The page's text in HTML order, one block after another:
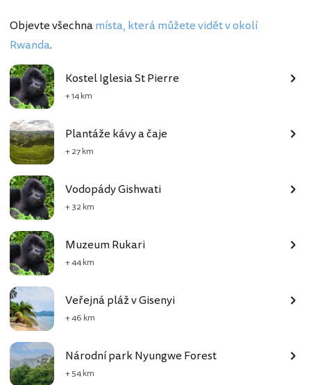
Objevte všechnamísta, která můžete vidět v okolí
Rwanda.
Kostel Iglesia St Pierre
+ 14 km
Plantáže kávy a čaje
+ 27 km
Vodopády Gishwati
+ 32 km
Muzeum Rukari
+ 44 km
Veřejná pláž v Gisenyi
+ 46 km
Národní park Nyungwe Forest
+ 54 km